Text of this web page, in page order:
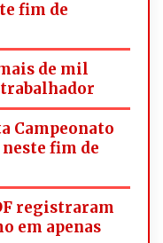
fim de
de mil
trabalhador
Campeonato
fim de
registraram
em apenas